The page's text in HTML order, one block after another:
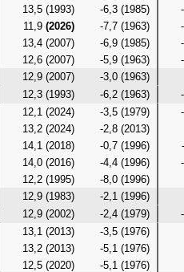
13,5 (1993) -6,3 (1985)
11,9(2026) -7,7 (1963)
13,4 (2007) -6,9 (1985)
12,6 (2007) -5,9 (1963)
12,9 (2007)
-3,0 (1963)
12,3 (1993) -6,2 (1963)
12,1 (2024) -3,5 (1979)
13,2 (2024)
-2,8 (2013)
14,1 (2018) -0,7 (1996)
14,0 (2016) -4,4 (1996)
12,2 (1995)
-8,0 (1996)
12,9 (1983)
-2,1 (1996)
12,9 (2002) -2,4 (1979)
13,1 (2013)
-3,5 (1976)
13,2 (2013)
-5,1 (1976)
12,5 (2020)
-5,1 (1976)